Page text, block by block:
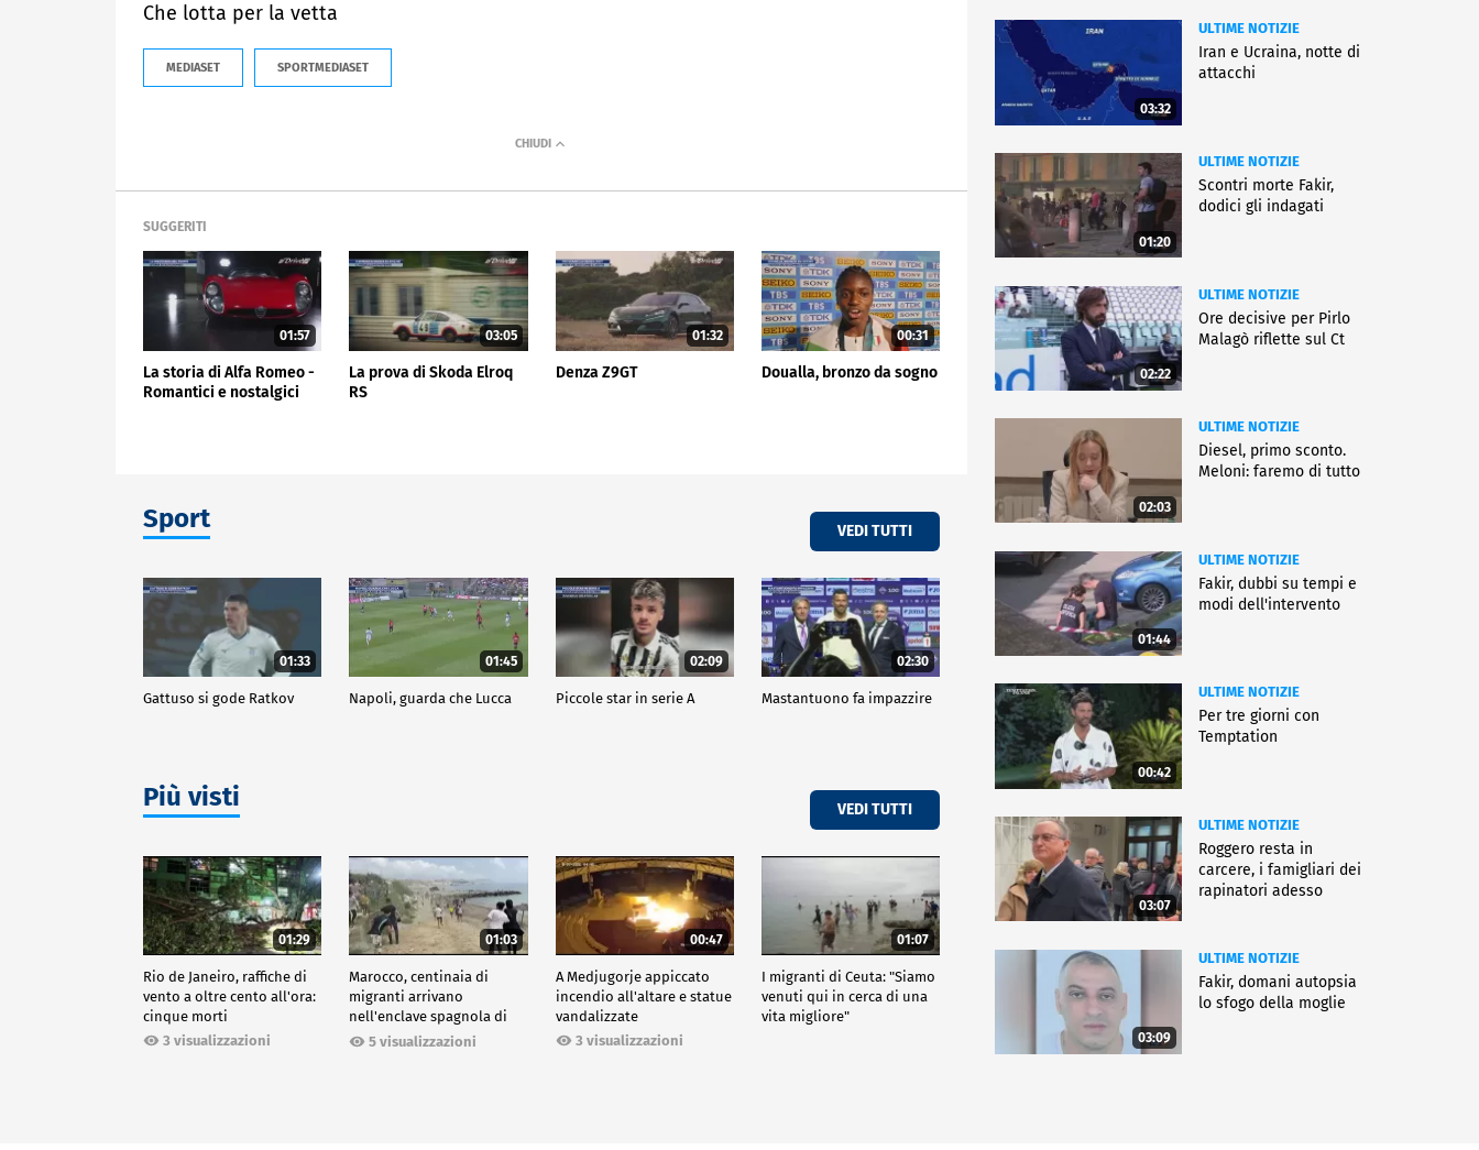
Che lotta per la vetta
MEDIASET SPORTMEDIASET
SUGGERITI
01:57
La storia di Alfa Romeo -
Romantici e nostalgici
03:05
La prova di Skoda Elroq
RS
01:32
Denza Z9GT
00:31
Doualla, bronzo da sogno
Sport VEDI TUTTI
01:33
Gattuso si gode Ratkov
01:45
Napoli, guarda che Lucca
02:09
Piccole star in serie A
02:30
Mastantuono fa impazzire
Più visti VEDI TUTTI
01:29
Rio de Janeiro, raffiche di
vento a oltre cento all'ora:
cinque morti
3 visualizzazioni
01:03
Marocco, centinaia di
migranti arrivano
nell'enclave spagnola di
Ceuta5 visualizzazioni
00:47
A Medjugorje appiccato
incendio all'altare e statue
vandalizzate
3 visualizzazioni
01:07
I migranti di Ceuta: "Siamo
venuti qui in cerca di una
vita migliore"
03:32
ULTIME NOTIZIE
Iran e Ucraina, notte di
attacchi
01:20
ULTIME NOTIZIE
Scontri morte Fakir,
dodici gli indagati
02:22
ULTIME NOTIZIE
Ore decisive per Pirlo
Malagò riflette sul Ct
02:03
ULTIME NOTIZIE
Diesel, primo sconto.
Meloni: faremo di tutto
01:44
ULTIME NOTIZIE
Fakir, dubbi su tempi e
modi dell'intervento
00:42
ULTIME NOTIZIE
Per tre giorni con
Temptation
03:07
ULTIME NOTIZIE
Roggero resta in
carcere, i famigliari dei
rapinatori adesso
03:09
ULTIME NOTIZIE
Fakir, domani autopsia
lo sfogo della moglie